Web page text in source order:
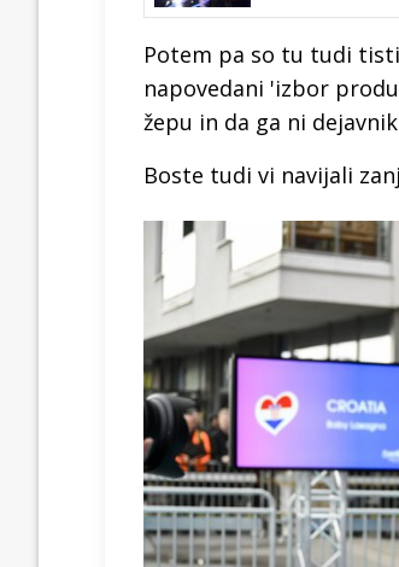
Potem pa so tu tudi
napovedani 'izbor
žepu in da ga ni
Boste tudi vi navijali